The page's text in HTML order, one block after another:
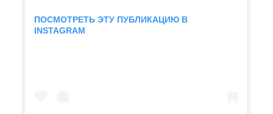
ПОСМОТРЕТЬ ЭТУ ПУБЛИКАЦИЮ В
INSTAGRAM